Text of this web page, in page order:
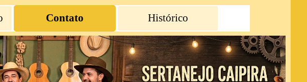
Contato Histórico